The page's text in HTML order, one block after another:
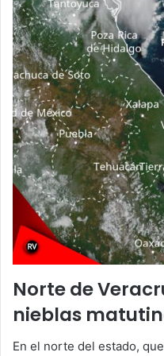
Norte de
nieblas
En el norte del estado,